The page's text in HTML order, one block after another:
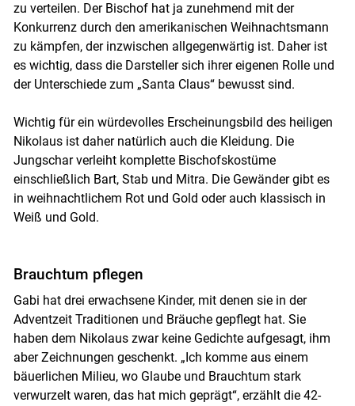
zu verteilen. Der Bischof hat ja zunehmend mit der
Konkurrenz durch den amerikanischen Weihnachtsmann
zu kämpfen, der inzwischen allgegenwärtig ist. Daher ist
es wichtig, dass die Darsteller sich ihrer eigenen Rolle und
der Unterschiede zum „Santa Claus“ bewusst sind.
Wichtig für ein würdevolles Erscheinungsbild des heiligen
Nikolaus ist daher natürlich auch die Kleidung. Die
Jungschar verleiht komplette Bischofskostüme
einschließlich Bart, Stab und Mitra. Die Gewänder gibt es
in weihnachtlichem Rot und Gold oder auch klassisch in
Weiß und Gold.
Brauchtum pflegen
Gabi hat drei erwachsene Kinder, mit denen sie in der
Adventzeit Traditionen und Bräuche gepflegt hat. Sie
haben dem Nikolaus zwar keine Gedichte aufgesagt, ihm
aber Zeichnungen geschenkt. „Ich komme aus einem
bäuerlichen Milieu, wo Glaube und Brauchtum stark
verwurzelt waren, das hat mich geprägt“, erzählt die 42-